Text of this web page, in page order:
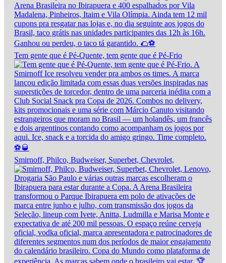
Tem gente que é Pé-Quente, tem gente que é Pé-Frio
Smirnoff, Philco, Budweiser, Superbet, Chevrolet,